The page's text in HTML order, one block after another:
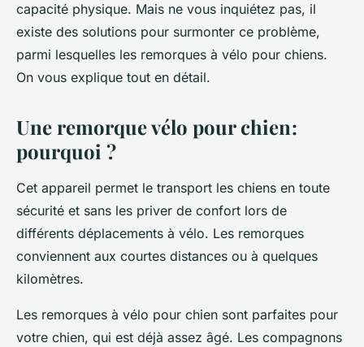
capacité physique. Mais ne vous inquiétez pas, il
existe des solutions pour surmonter ce problème,
parmi lesquelles les remorques à vélo pour chiens.
On vous explique tout en détail.
Une remorque vélo pour chien :
pourquoi ?
Cet appareil permet le transport les chiens en toute
sécurité et sans les priver de confort lors de
différents déplacements à vélo. Les remorques
conviennent aux courtes distances ou à quelques
kilomètres.
Les remorques à vélo pour chien sont parfaites pour
votre chien, qui est déjà assez âgé. Les compagnons